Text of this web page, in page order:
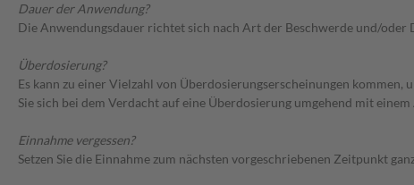
Dauer der Anwendung?
Die Anwendungsdauer richtet sich nach Art der Beschwerde und/
Überdosierung?
Es kann zu einer Vielzahl von Überdosierungserscheinungen
Sie sich bei dem Verdacht auf eine Überdosierung umgehend mit
Einnahme vergessen?
Setzen Sie die Einnahme zum nächsten vorgeschriebenen Zeitpunkt